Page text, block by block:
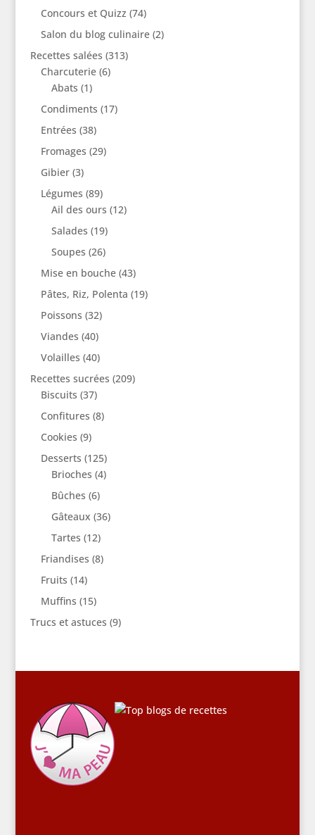
Concours et Quizz (74)
Salon du blog culinaire(2)
Recettes salées (313)
Charcuterie(6)
Abats (1)
Condiments (17)
Entrées (38)
Fromages (29)
Gibier(3)
Légumes (89)
Ail des ours (12)
Salades (19)
Soupes (26)
Mise en bouche(43)
Pâtes, Riz, Polenta (19)
Poissons (32)
Viandes (40)
Volailles (40)
Recettes sucrées (209)
Biscuits (37)
Confitures (8)
Cookies (9)
Desserts (125)
Brioches (4)
Bûches (6)
Gâteaux (36)
Tartes (12)
Friandises (8)
Fruits (14)
Muffins (15)
Trucs et astuces (9)